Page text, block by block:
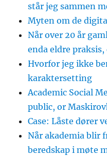
står jeg sammen
Myten om de
Når over 20 år
enda eldre
Hvorfor jeg ikke
karaktersetting
Academic Social
public, or
Case: Låste dører
Når akademia blir
beredskap i møte